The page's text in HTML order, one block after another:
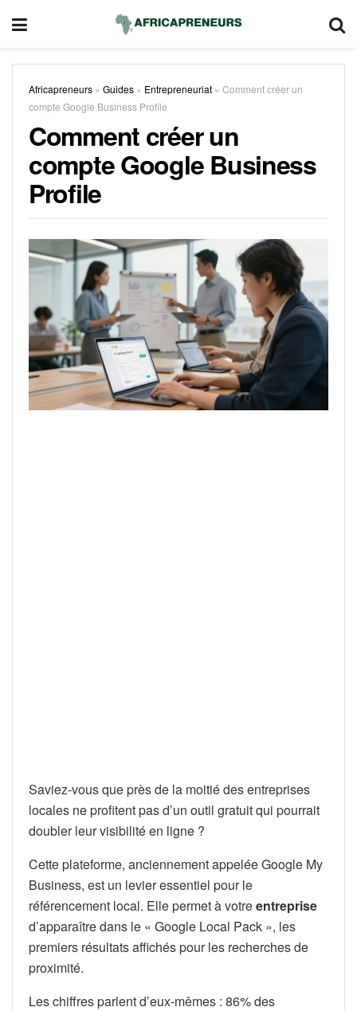
Africapreneurs » Guides » Entrepreneuriat » Comment créer un
compte Google Business Profile
Comment créer un
compte Google Business
Profile
Saviez-vous que près de la moitié des entreprises
locales ne profitent pas d’un outil gratuit qui pourrait
doubler leur visibilité en ligne ?
Cette plateforme, anciennement appelée Google My
Business, est un levier essentiel pour le
référencement local. Elle permet à votreentreprise
d’apparaître dans le « Google Local Pack », les
premiers résultats affichés pour les recherches de
proximité.
Les chiffres parlent d’eux-mêmes : 86% des